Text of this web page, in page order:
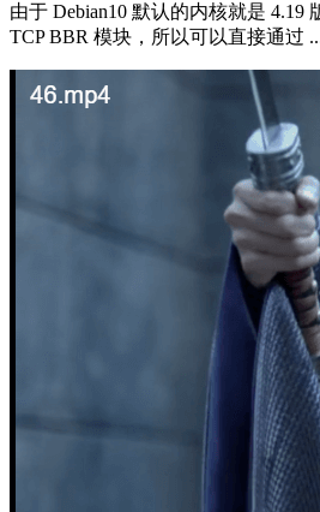
由于 Debian10 默认的内核就是 4.19
TCP BBR 模块，所以可以直接通过